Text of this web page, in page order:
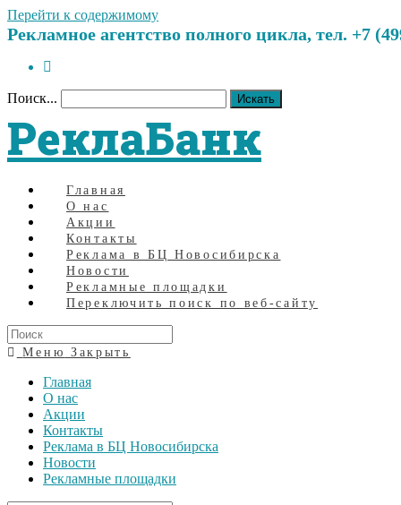
Перейти к содержимому
Рекламное агентство полного цикла, тел. +7
Поиск... Искать
РеклаБанк
Главная
О нас
Акции
Контакты
Реклама в БЦ Новосибирска
Новости
Рекламные площадки
Переключить поиск по веб-сайту
Меню Закрыть
Главная
О нас
Акции
Контакты
Реклама в БЦ Новосибирска
Новости
Рекламные площадки